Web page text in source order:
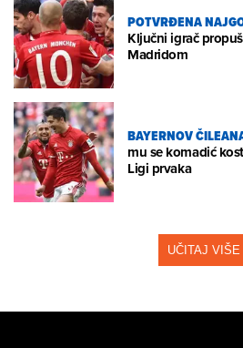
POTVRĐENA
Ključni igrač
Madridom
BAYERNOV
mu se komadić
Ligi prvaka
UČITAJ VIŠE